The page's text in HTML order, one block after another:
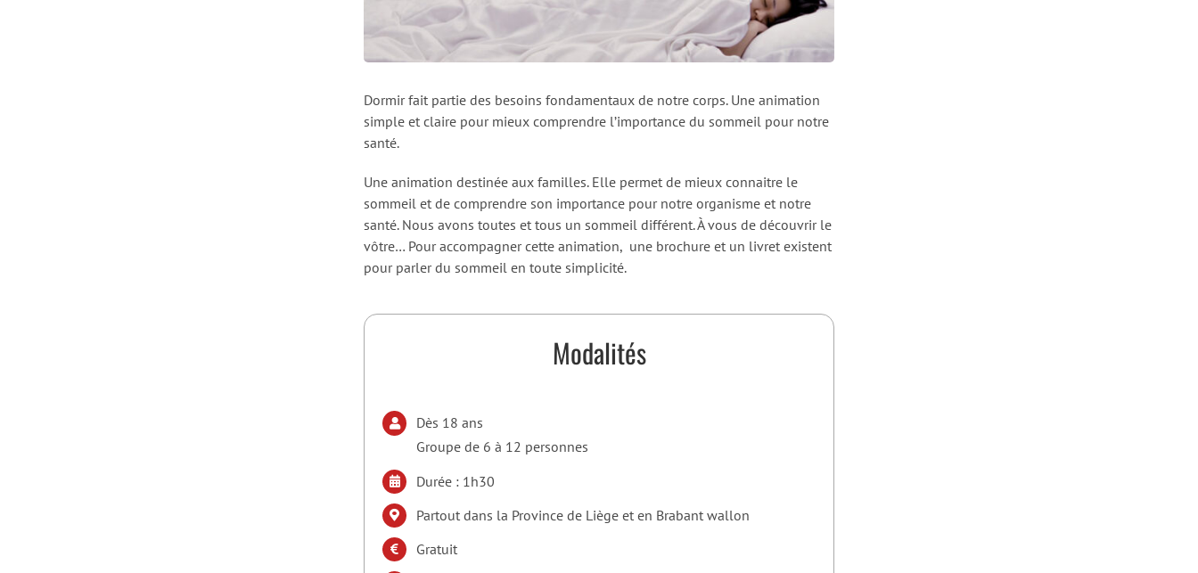
Dormir fait partie des besoins fondamentaux de notre corps. Une animation
simple et claire pour mieux comprendre l’importance du sommeil pour notre
santé.
Une animation destinée aux familles. Elle permet de mieux connaitre le
sommeil et de comprendre son importance pour notre organisme et notre
santé. Nous avons toutes et tous un sommeil différent. À vous de découvrir le
vôtre… Pour accompagner cette animation, une brochure et un livret existent
pour parler du sommeil en toute simplicité.
Modalités
Dès 18 ans
Groupe de 6 à 12 personnes
Durée : 1h30
Partout dans la Province de Liège et en Brabant wallon
Gratuit